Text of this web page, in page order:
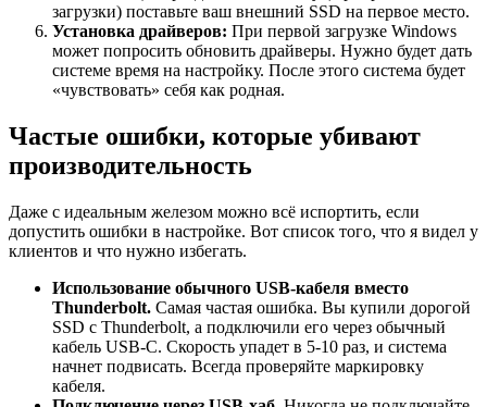
загрузки) поставьте ваш внешний SSD на первое место.
Установка драйверов: При первой загрузке Windows
может попросить обновить драйверы. Нужно будет дать
системе время на настройку. После этого система будет
«чувствовать» себя как родная.
Частые ошибки, которые убивают
производительность
Даже с идеальным железом можно всё испортить, если
допустить ошибки в настройке. Вот список того, что я видел у
клиентов и что нужно избегать.
Использование обычного USB-кабеля вместо
Thunderbolt. Самая частая ошибка. Вы купили дорогой
SSD с Thunderbolt, а подключили его через обычный
кабель USB-C. Скорость упадет в 5-10 раз, и система
начнет подвисать. Всегда проверяйте маркировку
кабеля.